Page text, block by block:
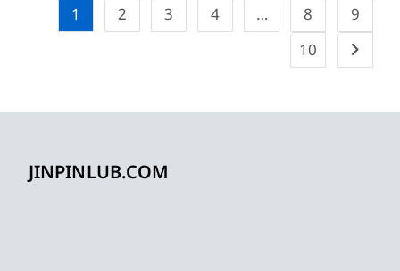
1 2 3 4 … 8
9
10
JINPINLUB.COM